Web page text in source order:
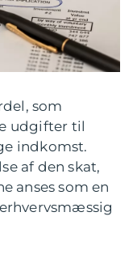
som
udgifter til
indkomst.
af den skat,
anses som en